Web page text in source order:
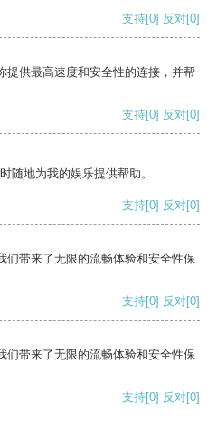
支持[0] 反对[0]
提供最高速度和安全性的连接，并帮
支持[0] 反对[0]
随地为我的娱乐提供帮助。
支持[0] 反对[0]
们带来了无限的流畅体验和安全性保
支持[0] 反对[0]
们带来了无限的流畅体验和安全性保
支持[0] 反对[0]